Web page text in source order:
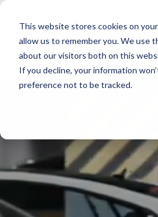
This website stores cookies on
allow us to remember you. We use
about our visitors both on this
If you decline, your information
preference not to be tracked.
Secteurs